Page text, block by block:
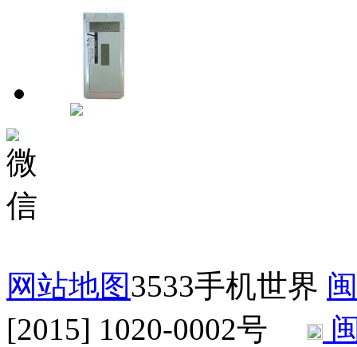
网站地图3533手机世界
[2015] 1020-0002号